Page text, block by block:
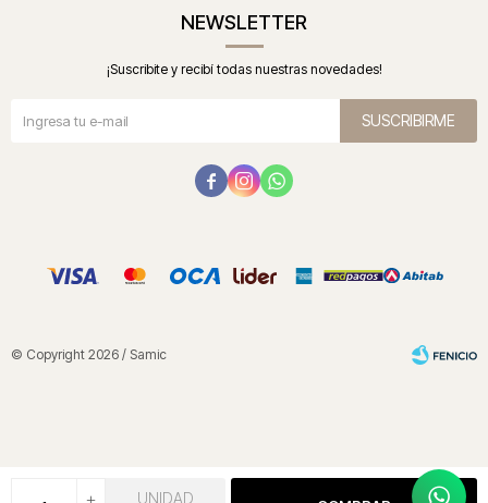
+ UNIDAD
NEWSLETTER
¡Suscribite y recibí todas nuestras novedades!
SUSCRIBIRME
  
© Copyright 2026 / Samic